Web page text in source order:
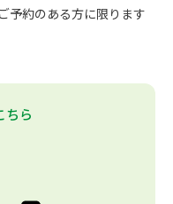
予約のある方に限ります
ちら